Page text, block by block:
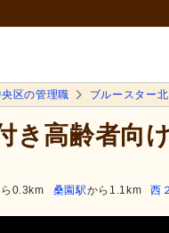
区の管理職 ブルースター
高齢者向け
0.3km 桑園駅から1.1km 西